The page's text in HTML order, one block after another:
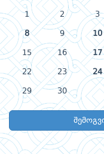
1 2 3
8 9 10
15 16 17
22 23 24
29 30